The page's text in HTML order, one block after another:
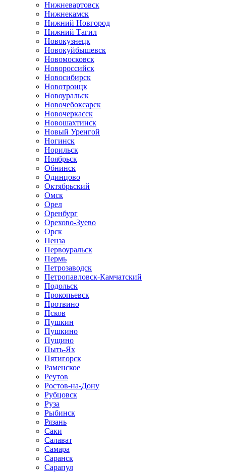
Нижневартовск
Нижнекамск
Нижний Новгород
Нижний Тагил
Новокузнецк
Новокуйбышевск
Новомосковск
Новороссийск
Новосибирск
Новотроицк
Новоуральск
Новочебоксарск
Новочеркасск
Новошахтинск
Новый Уренгой
Ногинск
Норильск
Ноябрьск
Обнинск
Одинцово
Октябрьский
Омск
Орел
Оренбург
Орехово-Зуево
Орск
Пенза
Первоуральск
Пермь
Петрозаводск
Петропавловск-Камчатский
Подольск
Прокопьевск
Протвино
Псков
Пушкин
Пушкино
Пущино
Пыть-Ях
Пятигорск
Раменское
Реутов
Ростов-на-Дону
Рубцовск
Руза
Рыбинск
Рязань
Саки
Салават
Самара
Саранск
Сарапул